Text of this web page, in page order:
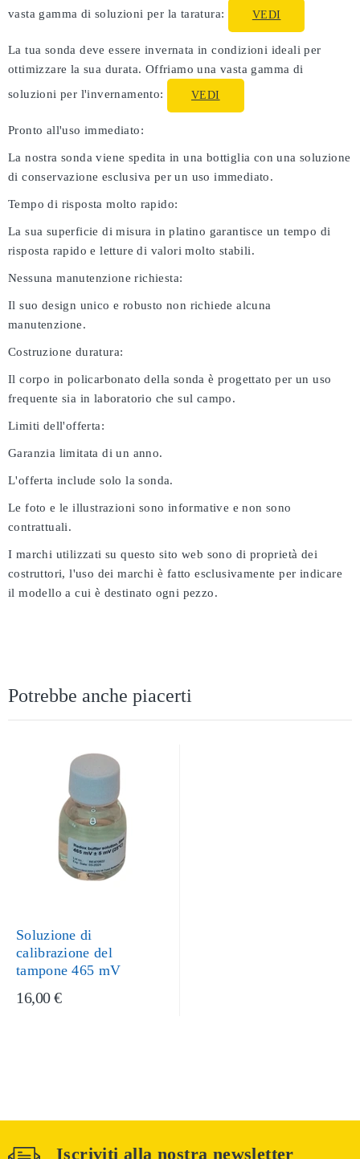
vasta gamma di soluzioni per la taratura:
VEDI
La tua sonda deve essere invernata in condizioni ideali per
ottimizzare la sua durata. Offriamo una vasta gamma di
soluzioni per l'invernamento:
VEDI
Pronto all'uso immediato:
La nostra sonda viene spedita in una bottiglia con una soluzione
di conservazione esclusiva per un uso immediato.
Tempo di risposta molto rapido:
La sua superficie di misura in platino garantisce un tempo di
risposta rapido e letture di valori molto stabili.
Nessuna manutenzione richiesta:
Il suo design unico e robusto non richiede alcuna
manutenzione.
Costruzione duratura:
Il corpo in policarbonato della sonda è progettato per un uso
frequente sia in laboratorio che sul campo.
Limiti dell'offerta:
Garanzia limitata di un anno.
L'offerta include solo la sonda.
Le foto e le illustrazioni sono informative e non sono
contrattuali.
I marchi utilizzati su questo sito web sono di proprietà dei
costruttori, l'uso dei marchi è fatto esclusivamente per indicare
il modello a cui è destinato ogni pezzo.
Potrebbe anche piacerti
Soluzione di
calibrazione del
tampone 465 mV
16,00 €
Iscriviti alla nostra newsletter